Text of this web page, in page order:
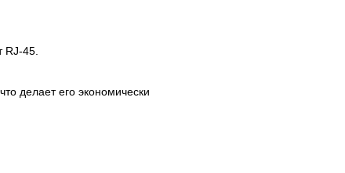
RJ-45.
делает его экономически